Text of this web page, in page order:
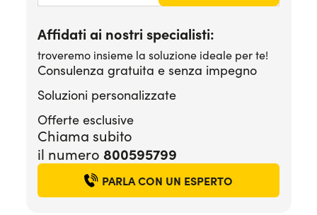
Affidati ai nostri specialisti:
troveremo insieme la soluzione ideale per te!
Consulenza gratuita e senza impegno
Soluzioni personalizzate
Offerte esclusive
Chiama subito
il numero 800595799
PARLA CON UN ESPERTO